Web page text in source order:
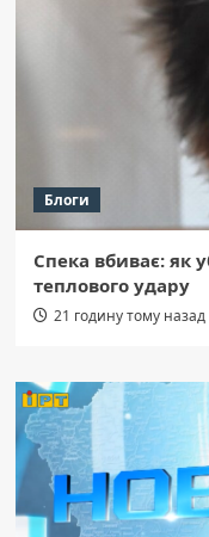
Блоги
Спека вбиває: як
теплового удару
21 годину тому назад